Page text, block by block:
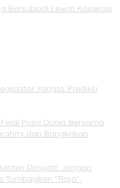
Bersubsidi Lewat Koperasi
Yangto Prediksi
Piala Dunia Bersama
dan Bangkitkan
Dimyati: Jangan
Tumbagkan “Raja”